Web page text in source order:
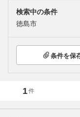
検索中の条件
徳島市
条件を保
1件